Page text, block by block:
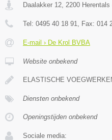
Daalakker 12 2200 Herentals
Tel: 0495 40 18 91 , Fax: 014
E-mail › De Krol BVBA
Website onbekend
ELASTISCHE
Diensten onbekend
Openingstijden onbekend
Sociale media: